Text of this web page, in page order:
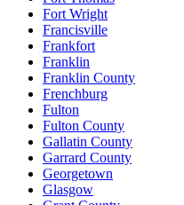
Fort Wright
Francisville
Frankfort
Franklin
Franklin County
Frenchburg
Fulton
Fulton County
Gallatin County
Garrard County
Georgetown
Glasgow